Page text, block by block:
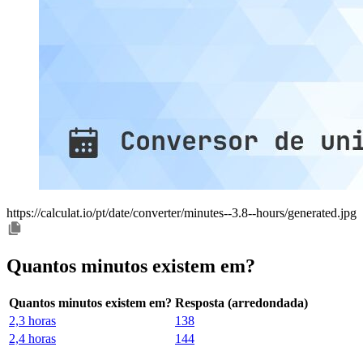
https://calculat.io/pt/date/converter/minutes--3.8--hours/generated.jpg
Quantos minutos existem em?
Quantos minutos existem em? Resposta (arredondada)
2,3 horas
138
2,4 horas
144